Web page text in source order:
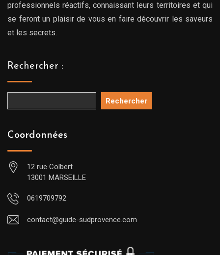
professionnels réactifs, connaissant leurs territoires et qui
se feront un plaisir de vous en faire découvrir les saveurs
et les secrets.
Rechercher :
Rechercher
Coordonnées
12 rue Colbert
13001 MARSEILLE
0619709792
contact@guide-sudprovence.com